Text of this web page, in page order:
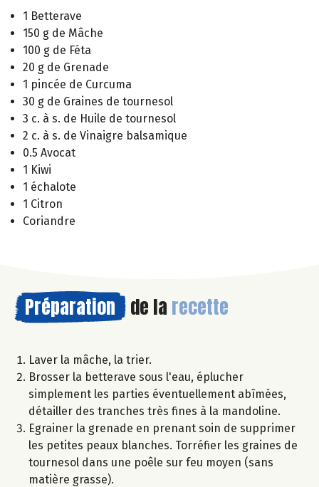
1 Betterave
150 g de Mâche
100 g de Féta
20 g de Grenade
1 pincée de Curcuma
30 g de Graines de tournesol
3 c. à s. de Huile de tournesol
2 c. à s. de Vinaigre balsamique
0.5 Avocat
1 Kiwi
1 échalote
1 Citron
Coriandre
Préparation de la recette
Laver la mâche, la trier.
Brosser la betterave sous l'eau, éplucher
simplement les parties éventuellement abîmées,
détailler des tranches très fines à la mandoline.
Egrainer la grenade en prenant soin de supprimer
les petites peaux blanches. Torréfier les graines de
tournesol dans une poêle sur feu moyen (sans
matière grasse).